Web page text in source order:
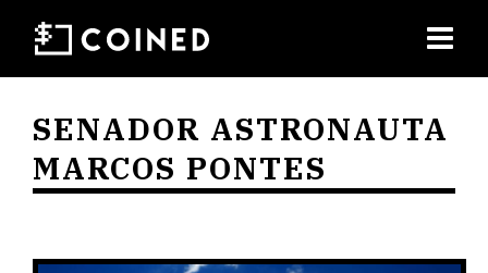
SENADOR ASTRONAUTA
MARCOS PONTES